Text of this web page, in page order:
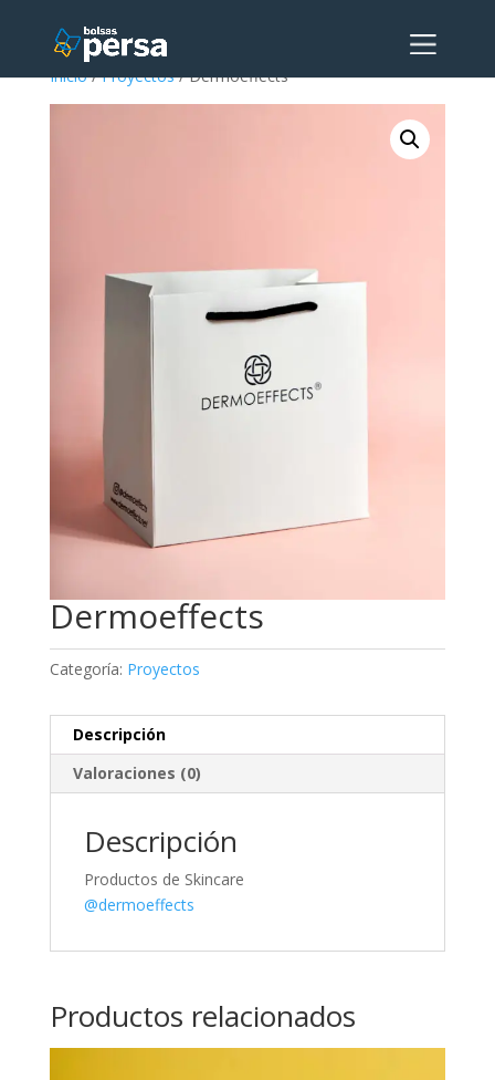
Inicio/Proyectos/ Dermoeffects
Dermoeffects
Categoría: Proyectos
Descripción
Valoraciones (0)
Descripción
Productos de Skincare
@dermoeffects
Productos relacionados